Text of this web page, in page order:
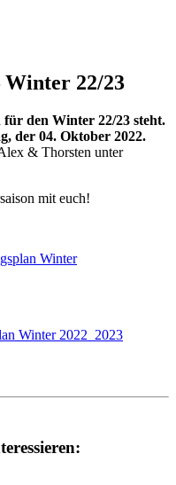
Winter 22/23
den Winter 22/23 steht.
der 04. Oktober 2022.
& Thorsten unter
mit euch!
Winter
Winter 2022_2023